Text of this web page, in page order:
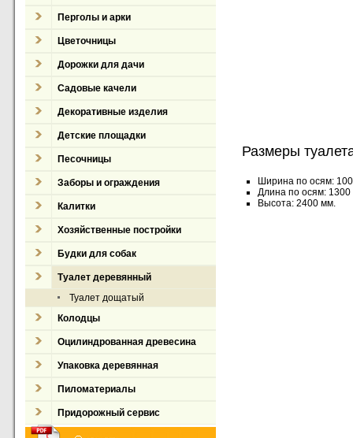
Перголы и арки
Цветочницы
Дорожки для дачи
Садовые качели
Декоративные изделия
Детские площадки
Песочницы
Заборы и ограждения
Калитки
Хозяйственные постройки
Будки для собак
Туалет деревянный
Туалет дощатый
Колодцы
Оцилиндрованная древесина
Упаковка деревянная
Пиломатериалы
Придорожный сервис
Размеры
Ширина по осям:
Длина по осям:
Высота: 2400 мм.